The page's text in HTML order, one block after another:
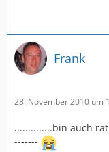
Frank
28. November 2010 um
..............bin auch
-------